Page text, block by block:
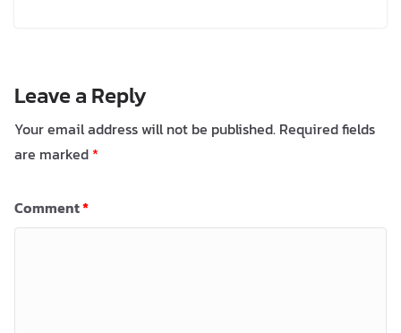
Leave a Reply
Your email address will not be published. Required fields
are marked *
Comment*